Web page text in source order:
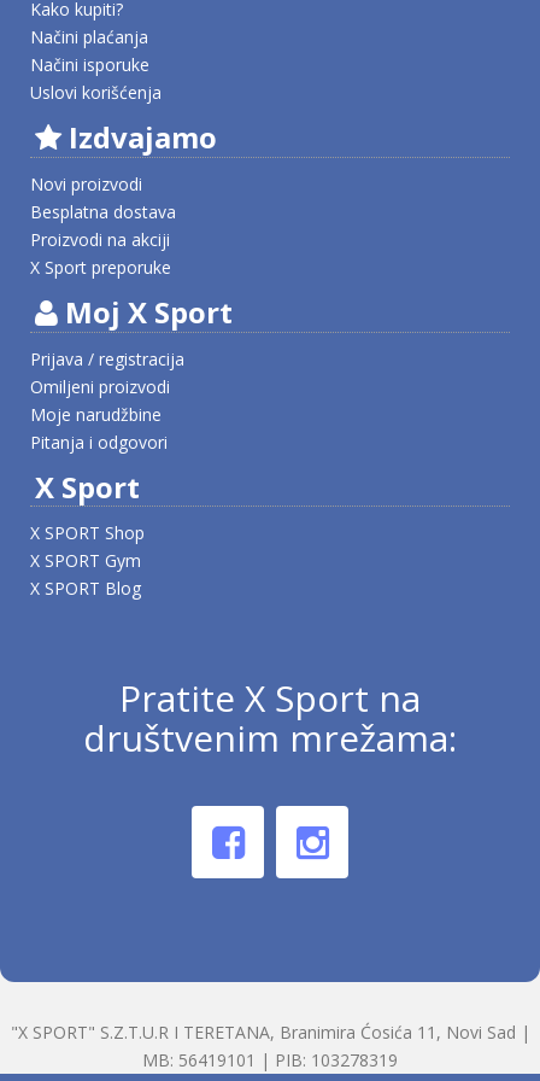
Kako kupiti?
Načini plaćanja
Načini isporuke
Uslovi korišćenja
Izdvajamo
Novi proizvodi
Besplatna dostava
Proizvodi na akciji
X Sport preporuke
Moj X Sport
Prijava / registracija
Omiljeni proizvodi
Moje narudžbine
Pitanja i odgovori
X Sport
X SPORT Shop
X SPORT Gym
X SPORT Blog
Pratite X Sport na
društvenim mrežama:
"X SPORT" S.Z.T.U.R I TERETANA, Branimira Ćosića 11, Novi Sad |
MB: 56419101 | PIB: 103278319